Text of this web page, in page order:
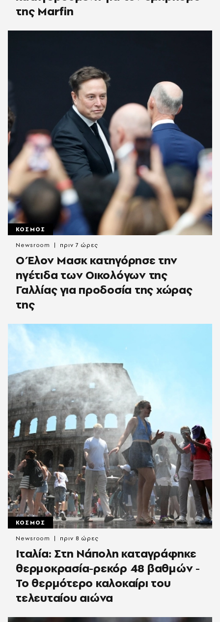
της Marfin
ΚΟΣΜΟΣ
Ο Έλον Μασκ κατηγόρησε την
ηγέτιδα των Οικολόγων της
Γαλλίας για προδοσία της χώρας
της
Newsroom πριν 7 ώρες
ΚΟΣΜΟΣ
Ιταλία: Στη Νάπολη καταγράφηκε
θερμοκρασία-ρεκόρ 48 βαθμών -
To θερμότερο καλοκαίρι του
τελευταίου αιώνα
Newsroom πριν 8 ώρες